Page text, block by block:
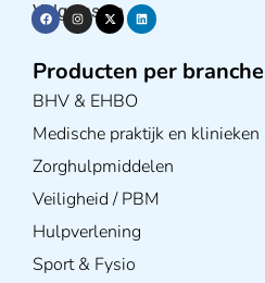
Volg ons op
Producten per branche
BHV & EHBO
Medische praktijk en klinieken
Zorghulpmiddelen
Veiligheid / PBM
Hulpverlening
Sport & Fysio